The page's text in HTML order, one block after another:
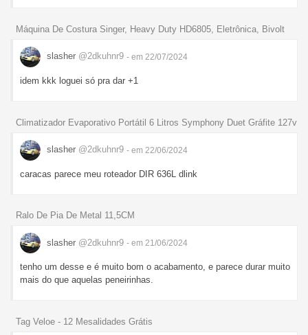
Máquina De Costura Singer, Heavy Duty HD6805, Eletrônica, Bivolt
slasher @2dkuhnr9 - em 22/07/2024
idem kkk loguei só pra dar +1
Climatizador Evaporativo Portátil 6 Litros Symphony Duet Gráfite 127v
slasher @2dkuhnr9 - em 22/06/2024
caracas parece meu roteador DIR 636L dlink
Ralo De Pia De Metal 11,5CM
slasher @2dkuhnr9 - em 21/06/2024
tenho um desse e é muito bom o acabamento, e parece durar muito
mais do que aquelas peneirinhas.
Tag Veloe - 12 Mesalidades Grátis